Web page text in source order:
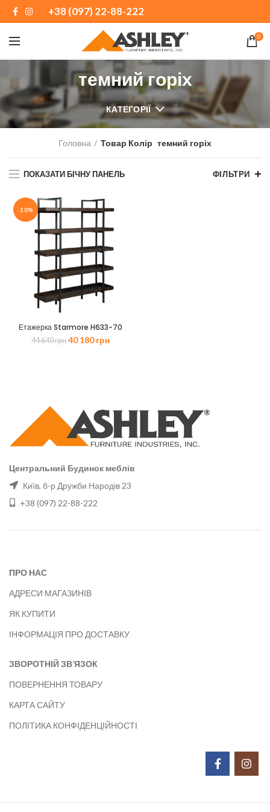
+38 (097) 22-88-222
0
темний горіх
КАТЕГОРІЇ
Головна Товар Колір темний горіх
ПОКАЗАТИ БІЧНУ ПАНЕЛЬ ФІЛЬТРИ
-10%
Етажерка Starmore H633-70
44 640грн Оригінальна
40 180грнПоточна
Центральний Будинок меблів
Київ, б-р Дружби Народів 23
+38 (097) 22-88-222
ПРО НАС
АДРЕСИ МАГАЗИНІВ
ЯК КУПИТИ
ІНФОРМАЦІЯ ПРО ДОСТАВКУ
ЗВОРОТНІЙ ЗВ’ЯЗОК
ПОВЕРНЕННЯ ТОВАРУ
КАРТА САЙТУ
ПОЛІТИКА КОНФІДЕНЦІЙНОСТІ